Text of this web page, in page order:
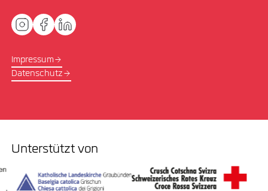
Impressum
Datenschutz
Unterstützt von